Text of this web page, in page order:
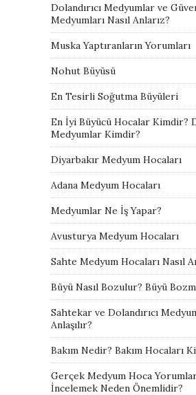
Dolandırıcı Medyumlar ve
Medyumları Nasıl Anlarız?
Muska Yaptıranların Yorumları
Nohut Büyüsü
En Tesirli Soğutma Büyüleri
En İyi Büyücü Hocalar Kimdir?
Medyumlar Kimdir?
Diyarbakır Medyum Hocaları
Adana Medyum Hocaları
Medyumlar Ne İş Yapar?
Avusturya Medyum Hocaları
Sahte Medyum Hocaları Nasıl
Büyü Nasıl Bozulur? Büyü
Sahtekar ve Dolandırıcı
Anlaşılır?
Bakım Nedir? Bakım Hocaları
Gerçek Medyum Hoca
İncelemek Neden Önemlidir?